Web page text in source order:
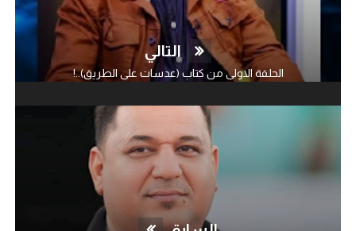
التالي
الحلقة الاولى من كتاب (عدسات على الطريق)..!